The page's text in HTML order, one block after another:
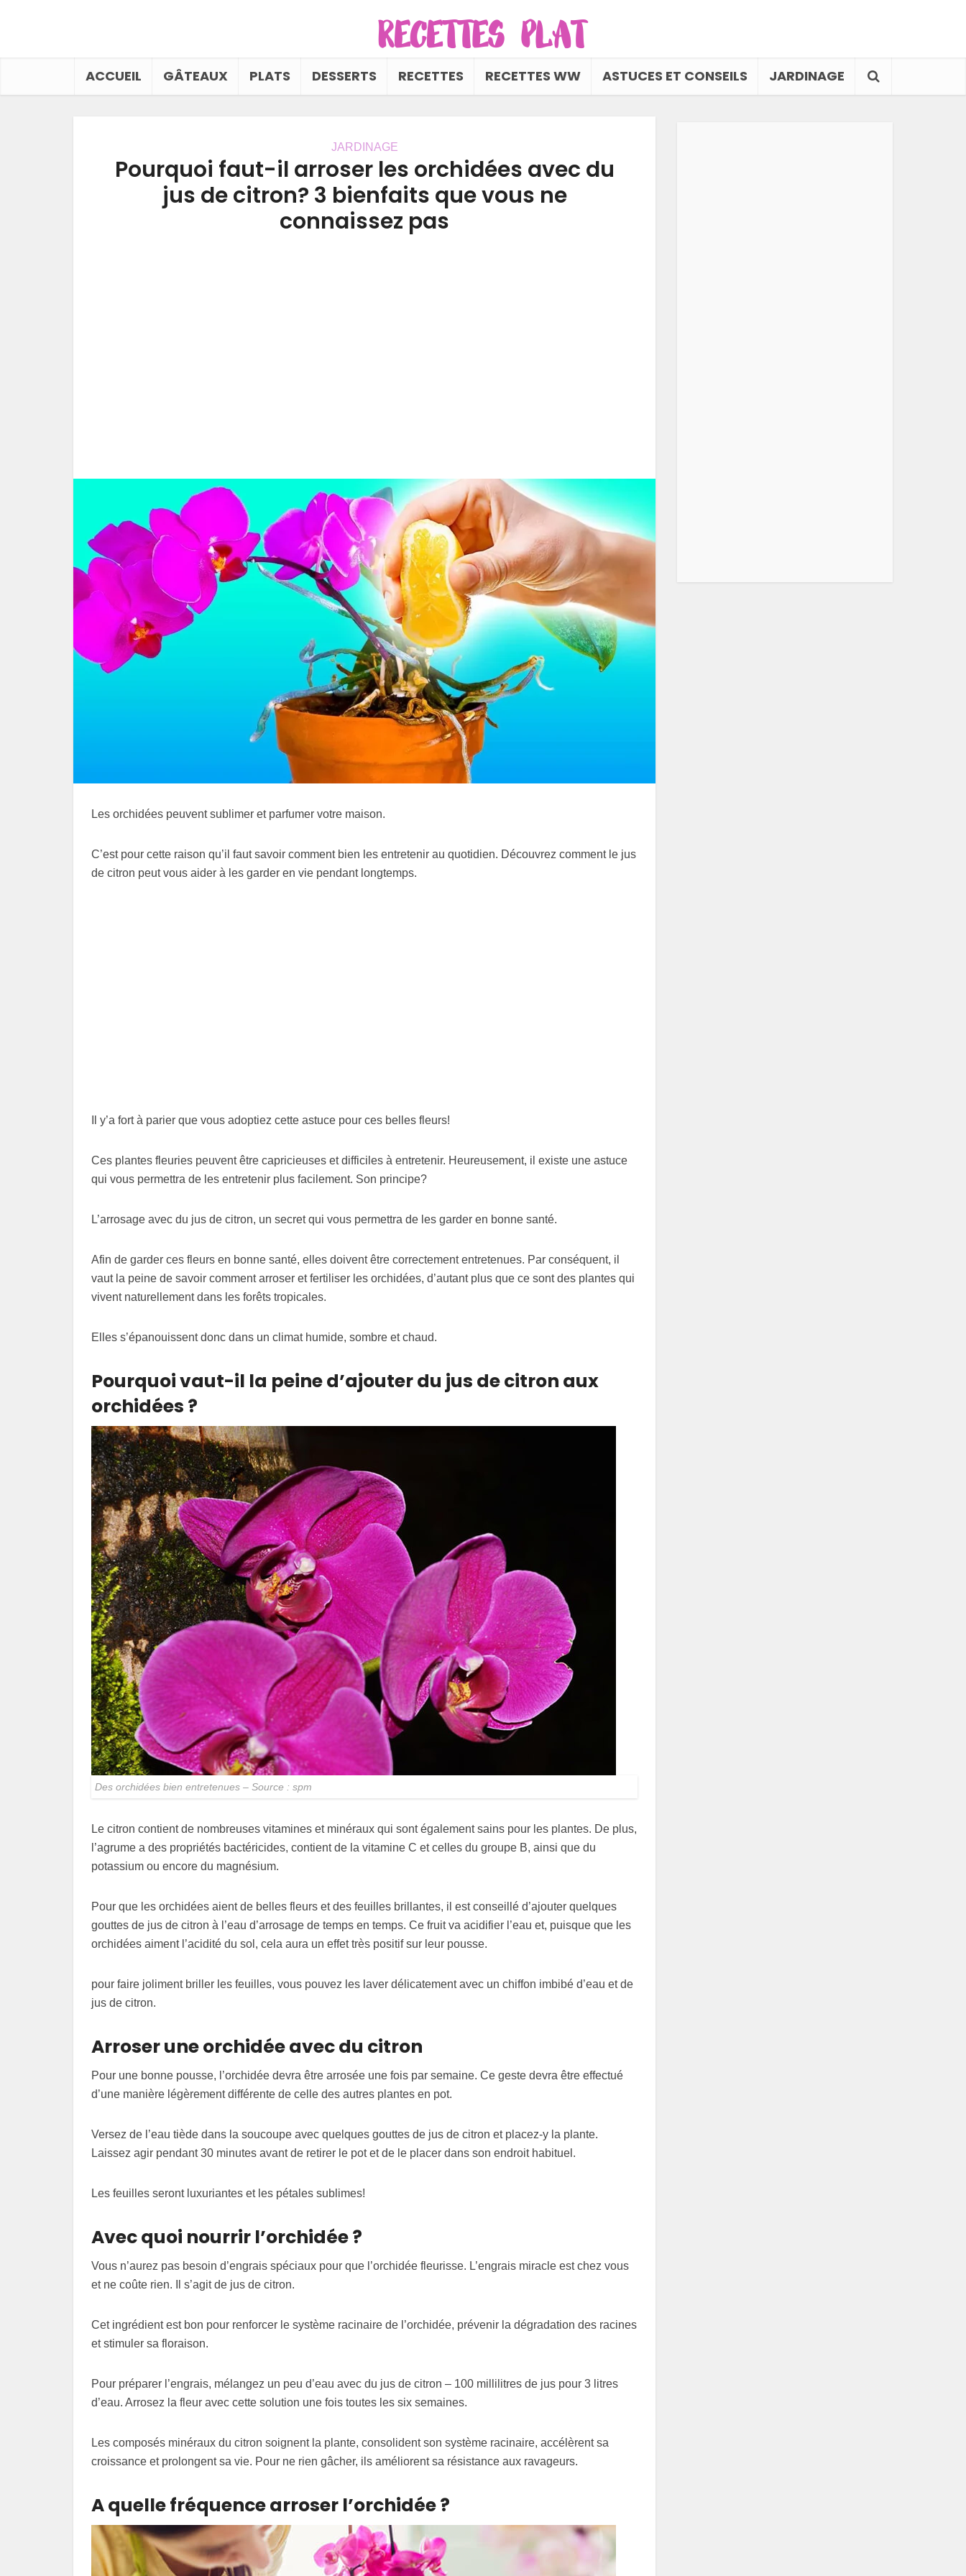
ACCUEIL GÂTEAUX PLATS DESSERTS RECETTES RECETTES WW ASTUCES ET CONSEILS JARDINAGE
JARDINAGE
Pourquoi faut-il arroser les orchidées avec du
jus de citron? 3 bienfaits que vous ne
connaissez pas
Les orchidées peuvent sublimer et parfumer votre maison.
C’est pour cette raison qu’il faut savoir comment bien les entretenir au quotidien. Découvrez comment le jus
de citron peut vous aider à les garder en vie pendant longtemps.
Il y’a fort à parier que vous adoptiez cette astuce pour ces belles fleurs!
Ces plantes fleuries peuvent être capricieuses et difficiles à entretenir. Heureusement, il existe une astuce
qui vous permettra de les entretenir plus facilement. Son principe?
L’arrosage avec du jus de citron, un secret qui vous permettra de les garder en bonne santé.
Afin de garder ces fleurs en bonne santé, elles doivent être correctement entretenues. Par conséquent, il
vaut la peine de savoir comment arroser et fertiliser les orchidées, d’autant plus que ce sont des plantes qui
vivent naturellement dans les forêts tropicales.
Elles s’épanouissent donc dans un climat humide, sombre et chaud.
Pourquoi vaut-il la peine d’ajouter du jus de citron aux
orchidées ?
Des orchidées bien entretenues – Source : spm
Le citron contient de nombreuses vitamines et minéraux qui sont également sains pour les plantes. De plus,
l’agrume a des propriétés bactéricides, contient de la vitamine C et celles du groupe B, ainsi que du
potassium ou encore du magnésium.
Pour que les orchidées aient de belles fleurs et des feuilles brillantes, il est conseillé d’ajouter quelques
gouttes de jus de citron à l’eau d’arrosage de temps en temps. Ce fruit va acidifier l’eau et, puisque que les
orchidées aiment l’acidité du sol, cela aura un effet très positif sur leur pousse.
pour faire joliment briller les feuilles, vous pouvez les laver délicatement avec un chiffon imbibé d’eau et de
jus de citron.
Arroser une orchidée avec du citron
Pour une bonne pousse, l’orchidée devra être arrosée une fois par semaine. Ce geste devra être effectué
d’une manière légèrement différente de celle des autres plantes en pot.
Versez de l’eau tiède dans la soucoupe avec quelques gouttes de jus de citron et placez-y la plante.
Laissez agir pendant 30 minutes avant de retirer le pot et de le placer dans son endroit habituel.
Les feuilles seront luxuriantes et les pétales sublimes!
Avec quoi nourrir l’orchidée ?
Vous n’aurez pas besoin d’engrais spéciaux pour que l’orchidée fleurisse. L’engrais miracle est chez vous
et ne coûte rien. Il s’agit de jus de citron.
Cet ingrédient est bon pour renforcer le système racinaire de l’orchidée, prévenir la dégradation des racines
et stimuler sa floraison.
Pour préparer l’engrais, mélangez un peu d’eau avec du jus de citron – 100 millilitres de jus pour 3 litres
d’eau. Arrosez la fleur avec cette solution une fois toutes les six semaines.
Les composés minéraux du citron soignent la plante, consolident son système racinaire, accélèrent sa
croissance et prolongent sa vie. Pour ne rien gâcher, ils améliorent sa résistance aux ravageurs.
A quelle fréquence arroser l’orchidée ?